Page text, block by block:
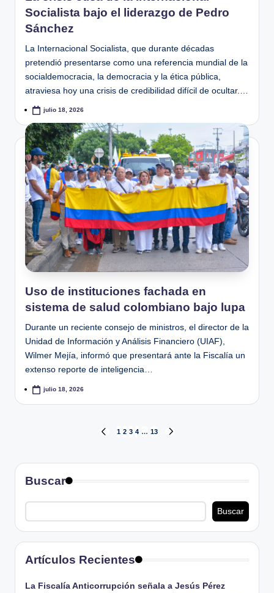
Socialista bajo el liderazgo de Pedro
Sánchez
La Internacional Socialista, que durante décadas
pretendió presentarse como una referencia mundial de la
socialdemocracia, la democracia y la ética pública,
atraviesa hoy una crisis de credibilidad difícil de ocultar.…
julio 18, 2026
Uso de instituciones fachada en
sistema de salud colombiano bajo lupa
Durante un reciente consejo de ministros, el director de la
Unidad de Información y Análisis Financiero (UIAF),
Wilmer Mejía, informó que presentará ante la Fiscalía un
extenso reporte de inteligencia…
julio 18, 2026
Paginación
de
entradas
PÁGINA
1 2 3 4 … 13
Buscar
Buscar
Artículos Recientes
La Fiscalía Anticorrupción señala a Jesús Pérez